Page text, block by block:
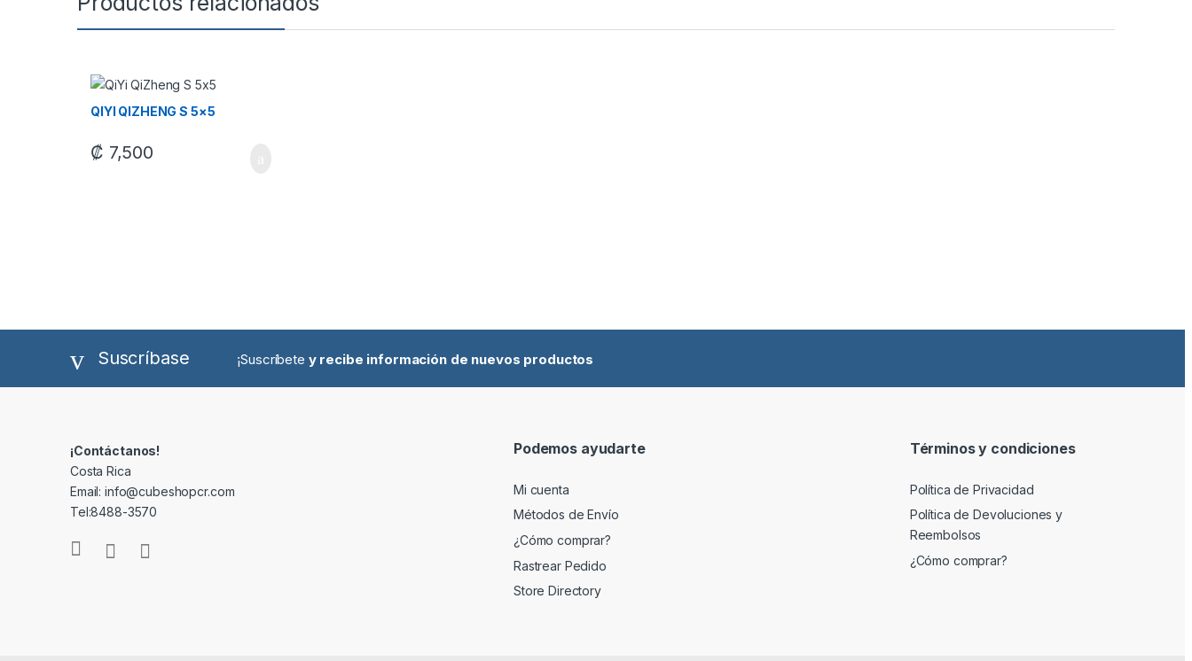
QIYI QIZHENG S 5×5
₡ 7,500
Suscríbase ¡Suscríbete y recibe información de nuevos productos
¡Contáctanos!
Costa Rica
Email: info@cubeshopcr.com
Tel:8488-3570
Podemos ayudarte
Mi cuenta
Métodos de Envío
¿Cómo comprar?
Rastrear Pedido
Store Directory
Términos y condiciones
Política de Privacidad
Política de Devoluciones y
Reembolsos
¿Cómo comprar?